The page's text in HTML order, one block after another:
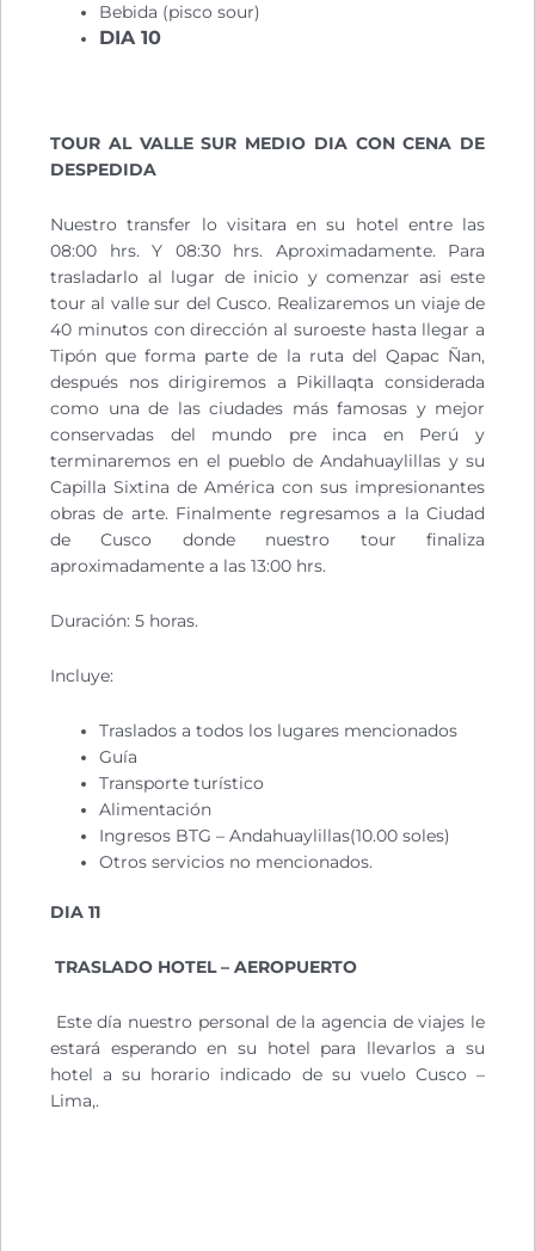
Bebida (pisco sour)
DIA 10
TOUR AL VALLE SUR MEDIO DIA CON CENA DE
DESPEDIDA
Nuestro transfer lo visitara en su hotel entre las
08:00 hrs. Y 08:30 hrs. Aproximadamente. Para
trasladarlo al lugar de inicio y comenzar asi este
tour al valle sur del Cusco. Realizaremos un viaje de
40 minutos con dirección al suroeste hasta llegar a
Tipón que forma parte de la ruta del Qapac Ñan,
después nos dirigiremos a Pikillaqta considerada
como una de las ciudades más famosas y mejor
conservadas del mundo pre inca en Perú y
terminaremos en el pueblo de Andahuaylillas y su
Capilla Sixtina de América con sus impresionantes
obras de arte. Finalmente regresamos a la Ciudad
de Cusco donde nuestro tour finaliza
aproximadamente a las 13:00 hrs.
Duración: 5 horas.
Incluye:
Traslados a todos los lugares mencionados
Guía
Transporte turístico
Alimentación
Ingresos BTG – Andahuaylillas(10.00 soles)
Otros servicios no mencionados.
DIA 11
TRASLADO HOTEL – AEROPUERTO
Este día nuestro personal de la agencia de viajes le
estará esperando en su hotel para llevarlos a su
hotel a su horario indicado de su vuelo Cusco –
Lima,.